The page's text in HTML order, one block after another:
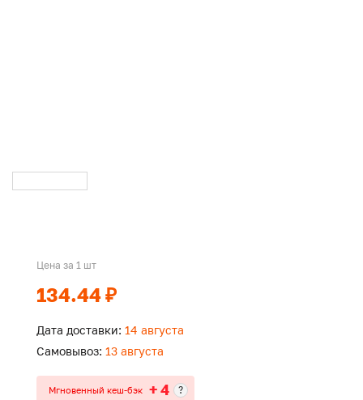
Цена за 1 шт
134.44 ₽
Дата доставки: 14 августа
Самовывоз: 13 августа
Мгновенный кеш-бэк + 4 ?